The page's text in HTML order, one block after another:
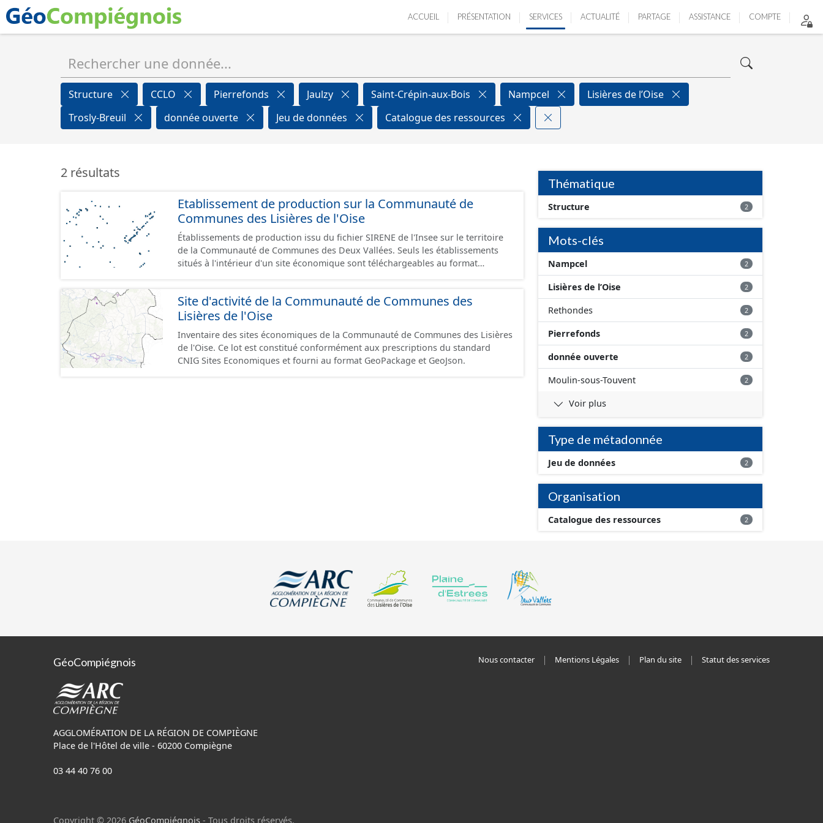
ACCUEIL PRÉSENTATION SERVICES ACTUALITÉ PARTAGE ASSISTANCE COMPTE
Structure CCLO Pierrefonds Jaulzy Saint-Crépin-aux-Bois Nampcel
Lisières de l’Oise
Trosly-Breuil
donnée ouverte Jeu de données Catalogue des ressources
2 résultats
Etablissement de production sur la Communauté de
Communes des Lisières de l'Oise
Établissements de production issu du fichier SIRENE de l'Insee sur le territoire
de la Communauté de Communes des Deux Vallées. Seuls les établissements
situés à l'intérieur d'un site économique sont téléchargeables au format
terrains à vocation économique à ce jour. Il est filtré au-delà des prescriptions
du CNIG se limitant aux SCI.
Site d'activité de la Communauté de Communes des
Lisières de l'Oise
Inventaire des sites économiques de la Communauté de Communes des Lisières
de l'Oise. Ce lot est constitué conformément aux prescriptions du standard
CNIG Sites Economiques et fourni au format GeoPackage et GeoJson.
Thématique
Structure 2
Mots-clés
Nampcel 2
Lisières de l’Oise 2
Rethondes 2
Pierrefonds 2
donnée ouverte 2
Moulin-sous-Touvent 2
Voir plus
Type de métadonnée
Jeu de données 2
Organisation
Catalogue des ressources 2
GéoCompiégnois
AGGLOMÉRATION DE LA RÉGION DE COMPIÈGNE
Place de l'Hôtel de ville - 60200 Compiègne
03 44 40 76 00
Nous contacter Mentions Légales Plan du site Statut des services
Copyright © 2026 GéoCompiégnois - Tous droits réservés.